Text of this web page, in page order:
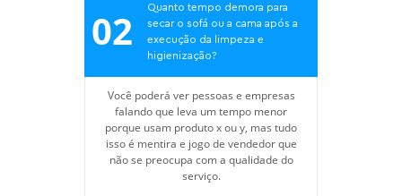
02
Quanto tempo demora para
secar o sofá ou a cama após a
execução da limpeza e
higienização?
Você poderá ver pessoas e empresas
falando que leva um tempo menor
porque usam produto x ou y, mas tudo
isso é mentira e jogo de vendedor que
não se preocupa com a qualidade do
serviço.